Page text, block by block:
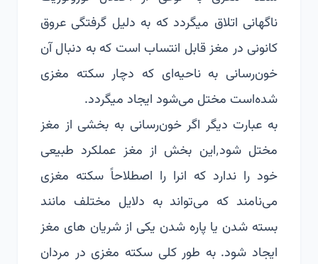
ناگهانی اتلاق میگردد که به دلیل گرفتگی عروق
کانونی در مغز قابل انتساب است که به دنبال آن
خون‌رسانی به ناحیه‌ای که دچار سکته مغزی
شده‌است مختل می‌شود ایجاد میگردد.
به عبارت دیگر اگر خون‌رسانی به بخشی از مغز
مختل شود٬این بخش از مغز عملکرد طبیعی
خود را ندارد که انرا را اصطلاحاً سکته مغزی
می‌نامند که می‌تواند به دلایل مختلف مانند
بسته شدن یا پاره شدن یکی از شریان های مغز
ایجاد شود. به طور کلی سکته مغزی در مردان